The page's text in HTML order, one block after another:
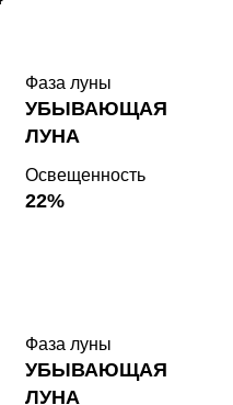
Фаза луны
УБЫВАЮЩАЯ
ЛУНА
Освещенность
22%
Фаза луны
УБЫВАЮЩАЯ
ЛУНА